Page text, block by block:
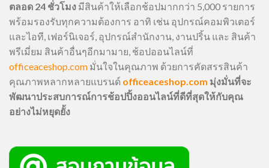
ตลอด 24 ชั่วโมง มีสินค้าให้เลือกช้อปมากกว่า 5,000 รายการ
พร้อมรองรับทุกความต้องการ อาทิ เช่น อุปกรณ์คอมพิวเตอร์
และไอที, เฟอร์นิเจอร์, อุปกรณ์สำนักงาน, งานปริ้น และ สินค้า
พรีเมี่ยม สินค้าอื่นๆอีกมามาย, ช้อปออนไลน์ที่
officeaceshop.com มั่นใจในคุณภาพ ด้วยการคัดสรรสินค้า
คุณภาพหลากหลายแบรนด์ officeaceshop.com มุ่งมั่นที่จะ
พัฒนาประสบการณ์การช้อปปิ้งออนไลน์ที่ดีที่สุดให้กับคุณ
อย่างไม่หยุดยั้ง